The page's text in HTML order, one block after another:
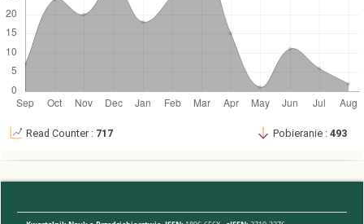
26. Grabska A.E. (2012), Uwarunkowania ładu spontanicznego i
stanowionego w gospodarce Polski okresu transformacji,
„Gospodarka Narodowa”, nr 5-6.
Read Counter : 717 Pobieranie : 493